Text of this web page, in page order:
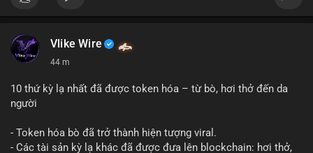
Vlike Wire
44 m
10 thứ kỳ lạ nhất đã được token hóa – từ bò, hơi thở đến da
người
- Token hóa bò đã trở thành hiện tượng viral.
- Các tài sản kỳ lạ khác đã được đưa lên blockchain: hơi thở,